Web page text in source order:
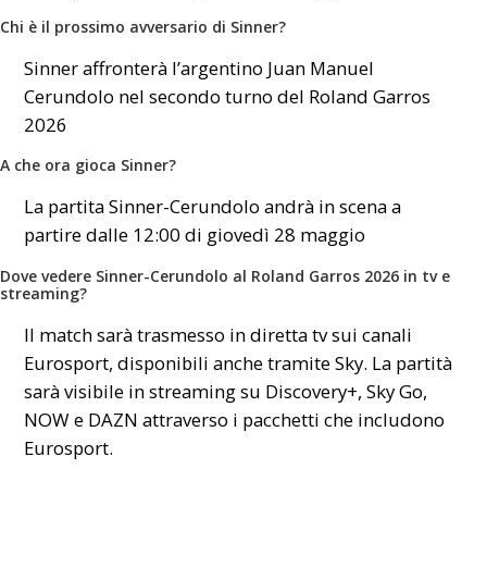
Chi è il prossimo avversario di Sinner?
Sinner affronterà l’argentino Juan Manuel
Cerundolo nel secondo turno del Roland Garros
2026
A che ora gioca Sinner?
La partita Sinner-Cerundolo andrà in scena a
partire dalle 12:00 di giovedì 28 maggio
Dove vedere Sinner-Cerundolo al Roland Garros 2026 in tv e
streaming?
Il match sarà trasmesso in diretta tv sui canali
Eurosport, disponibili anche tramite Sky. La partità
sarà visibile in streaming su Discovery+, Sky Go,
NOW e DAZN attraverso i pacchetti che includono
Eurosport.